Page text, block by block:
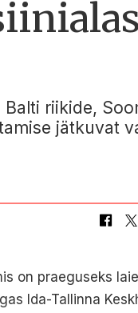
riikide,
jätkuvat
on praeguseks
Ida-Tallinna